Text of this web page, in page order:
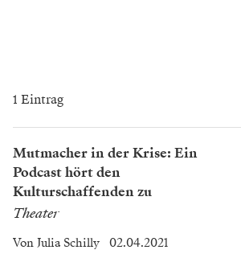
1 Eintrag
Mutmacher in der Krise: Ein
Podcast hört den
Kulturschaffenden zu
Theater
Von Julia Schilly 02.04.2021